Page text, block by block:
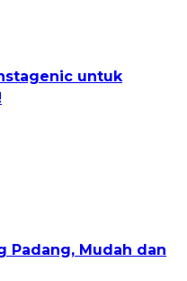
untuk
Padang, Mudah dan